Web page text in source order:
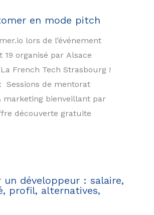
en mode pitch
lors de l’événement
19 organisé par Alsace
French Tech Strasbourg !
Sessions de mentorat
marketing bienveillant par
découverte gratuite
un développeur : salaire,
profil, alternatives,